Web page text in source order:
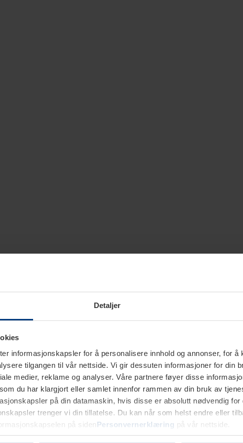
Detaljer
informasjonskapsler for å personalisere innhold og annonser, for å
tilgangen til vår nettside. Vi gir dessuten informasjoner for din
medier, reklame og analyser. Våre partnere føyer disse
du har klargjort eller samlet innenfor rammen av din bruk av
på din datamaskin, hvis disse er absolutt nødvendig for
trenger vi din tillatelse. Du kan når som helst endre eller
på sidenPersonvernerklæring på vår nettside.